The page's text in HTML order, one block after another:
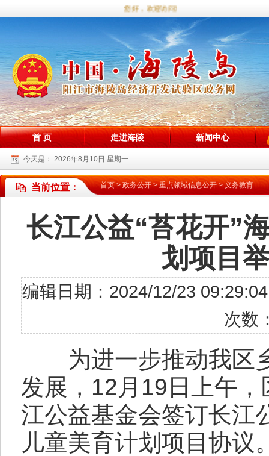
您好，欢迎访问海陵试验区政务网站！
首 页 走进海陵 新闻中心
今天是： 2026年8月10日 星期一
当前位置： 首页>政务公开>重点领域信息公开>义务教育
长江公益“苔花开”
划项目
编辑日期：2024/12/23
次数
为进一步推动我区
发展，12月19日上午
江公益基金会签订长江
儿童美育计划项目协议